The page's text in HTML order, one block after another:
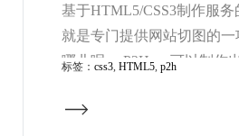
基于HTML5/CSS3制作服务
就是专门提供网站切图的
哪儿呢 ，P2H.cn 可以制作
标签： css3, HTML5, p2h